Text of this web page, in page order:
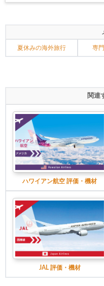
夏休みの海外旅行 専
関連
ハワイアン航空 評価・機材
JAL 評価・機材